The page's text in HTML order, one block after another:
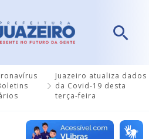
Juazeiro atualiza dados
da Covid-19 desta
terça-feira